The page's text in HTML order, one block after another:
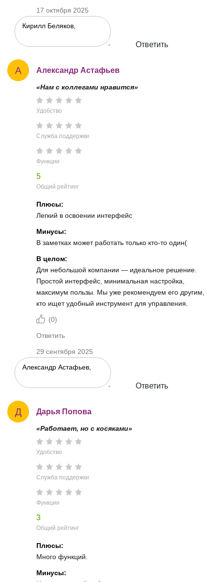
17 октября 2025
Ответить
А Александр Астафьев
«Нам с коллегами нравится»
Удобство
Служба поддержки
Функции
5
Общий рейтинг
Плюсы:
Легкий в освоении интерфейс
Минусы:
В заметках может работать только кто-то один(
В целом:
Для небольшой компании — идеальное решение.
Простой интерфейс, минимальная настройка,
максимум пользы. Мы уже рекомендуем его другим,
кто ищет удобный инструмент для управления.
(0)
Ответить
29 сентября 2025
Ответить
Д Дарья Попова
«Работает, но с косяками»
Удобство
Служба поддержки
Функции
3
Общий рейтинг
Плюсы:
Много функций.
Минусы: